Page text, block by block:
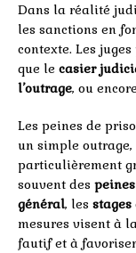
Dans la réalité
les sanctions en
contexte. Les
que le casier
l’outrage, ou
Les peines de
un simple
particulièrement
souvent des
général, les stages
mesures visent à
fautif et à